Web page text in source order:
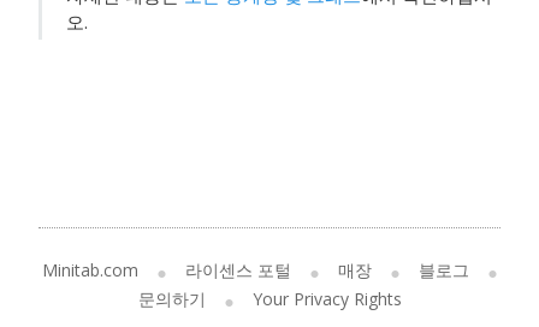
오.
Minitab.com 라이센스 포털 매장
블로그
문의하기
Your Privacy Rights